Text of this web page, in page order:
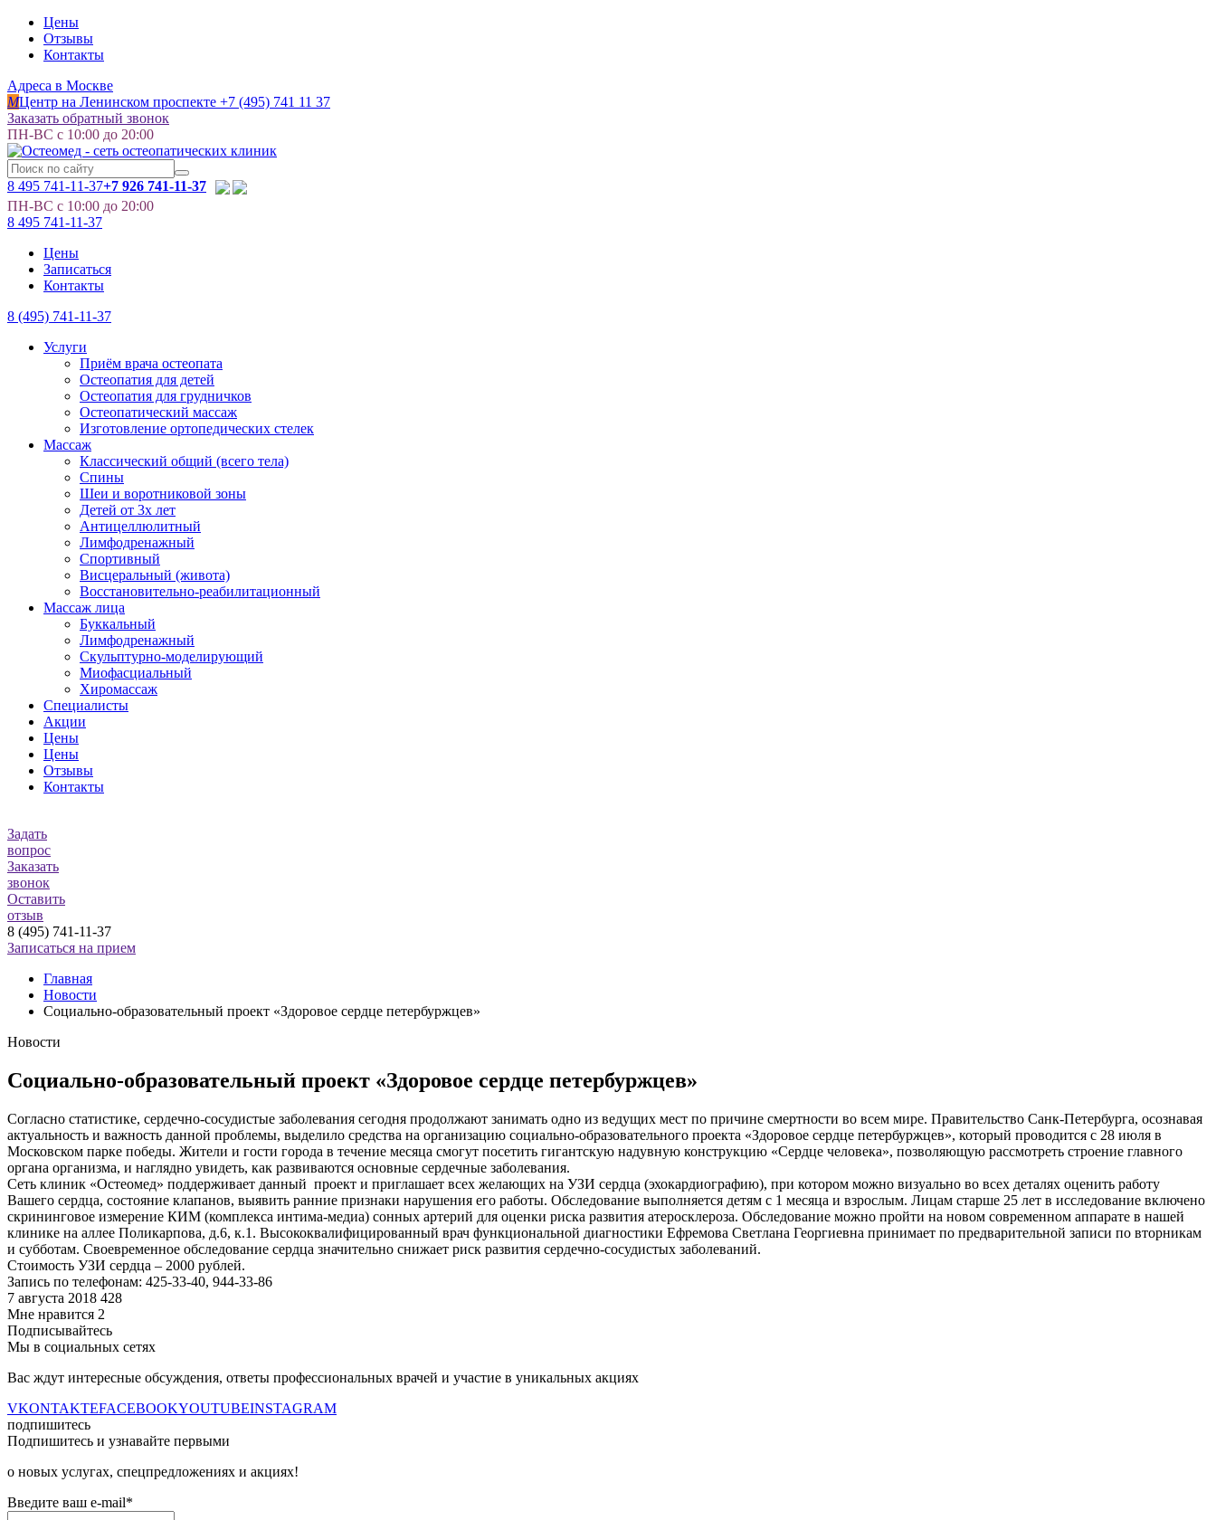
Цены
Отзывы
Контакты
Адреса в Москве
MЦентр на Ленинском проспекте +7 (495) 741 11 37
Заказать обратный звонок
ПН-ВС с 10:00 до 20:00
8 495 741-11-37+7 926 741-11-37
ПН-ВС с 10:00 до 20:00
8 495 741-11-37
Цены
Записаться
Контакты
8 (495) 741-11-37
Услуги
Приём врача остеопата
Остеопатия для детей
Остеопатия для грудничков
Остеопатический массаж
Изготовление ортопедических стелек
Массаж
Классический общий (всего тела)
Спины
Шеи и воротниковой зоны
Детей от 3х лет
Антицеллюлитный
Лимфодренажный
Спортивный
Висцеральный (живота)
Восстановительно-реабилитационный
Массаж лица
Буккальный
Лимфодренажный
Скульптурно-моделирующий
Миофасциальный
Хиромассаж
Специалисты
Акции
Цены
Цены
Отзывы
Контакты
Задать
вопрос
Заказать
звонок
Оставить
отзыв
8 (495) 741-11-37
Записаться на прием
Главная
Новости
Социально-образовательный проект «Здоровое сердце петербуржцев»
Новости
Социально-образовательный проект «Здоровое сердце петербуржцев»
Согласно статистике, сердечно-сосудистые заболевания сегодня продолжают занимать одно из ведущих мест по причине смертности во всем мире. Правительство Санк-Петербурга, осознавая
актуальность и важность данной проблемы, выделило средства на организацию социально-образовательного проекта «Здоровое сердце петербуржцев», который проводится с 28 июля в
Московском парке победы. Жители и гости города в течение месяца смогут посетить гигантскую надувную конструкцию «Сердце человека», позволяющую рассмотреть строение главного
органа организма, и наглядно увидеть, как развиваются основные сердечные заболевания.
Сеть клиник «Остеомед» поддерживает данный проект и приглашает всех желающих на УЗИ сердца (эхокардиографию), при котором можно визуально во всех деталях оценить работу
Вашего сердца, состояние клапанов, выявить ранние признаки нарушения его работы. Обследование выполняется детям с 1 месяца и взрослым. Лицам старше 25 лет в исследование включено
скрининговое измерение КИМ (комплекса интима-медиа) сонных артерий для оценки риска развития атеросклероза. Обследование можно пройти на новом современном аппарате в нашей
клинике на аллее Поликарпова, д.6, к.1. Высококвалифицированный врач функциональной диагностики Ефремова Светлана Георгиевна принимает по предварительной записи по вторникам
и субботам. Своевременное обследование сердца значительно снижает риск развития сердечно-сосудистых заболеваний.
Стоимость УЗИ сердца – 2000 рублей.
Запись по телефонам: 425-33-40, 944-33-86
7 августа 2018 428
Мне нравится 2
Подписывайтесь
Мы в социальных сетях
Вас ждут интересные обсуждения, ответы профессиональных врачей и участие в уникальных акциях
VKONTAKTEFACEBOOKYOUTUBEINSTAGRAM
подпишитесь
Подпишитесь и узнавайте первыми
о новых услугах, спецпредложениях и акциях!
Введите ваш e-mail*